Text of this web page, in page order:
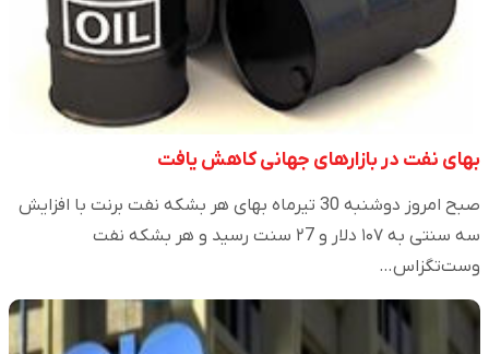
بهای نفت در بازارهای جهانی کاهش یافت
صبح امروز دوشنبه 30 تیرماه بهای هر بشکه نفت برنت با افزایش
سه سنتی به ۱۰۷ دلار و ۲7 سنت رسید و هر بشکه نفت
وست‌تگزاس…